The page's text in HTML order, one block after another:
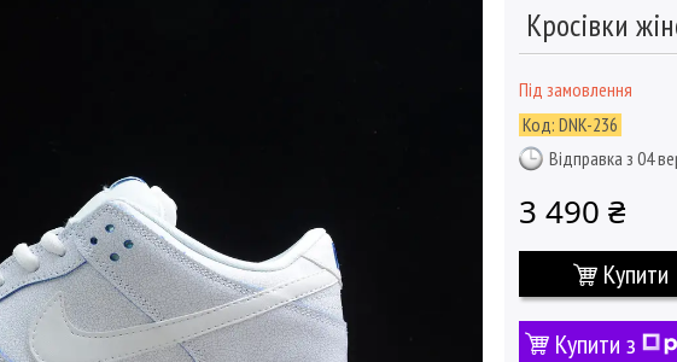
Кросівки
Під замовлення
Код: DNK-236
Відправка з 04
3 490 ₴
Купити
Купити з